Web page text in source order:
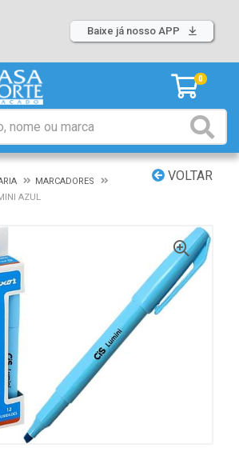
Baixe já nosso APP
0
VOLTAR
MARCADORES
AZUL